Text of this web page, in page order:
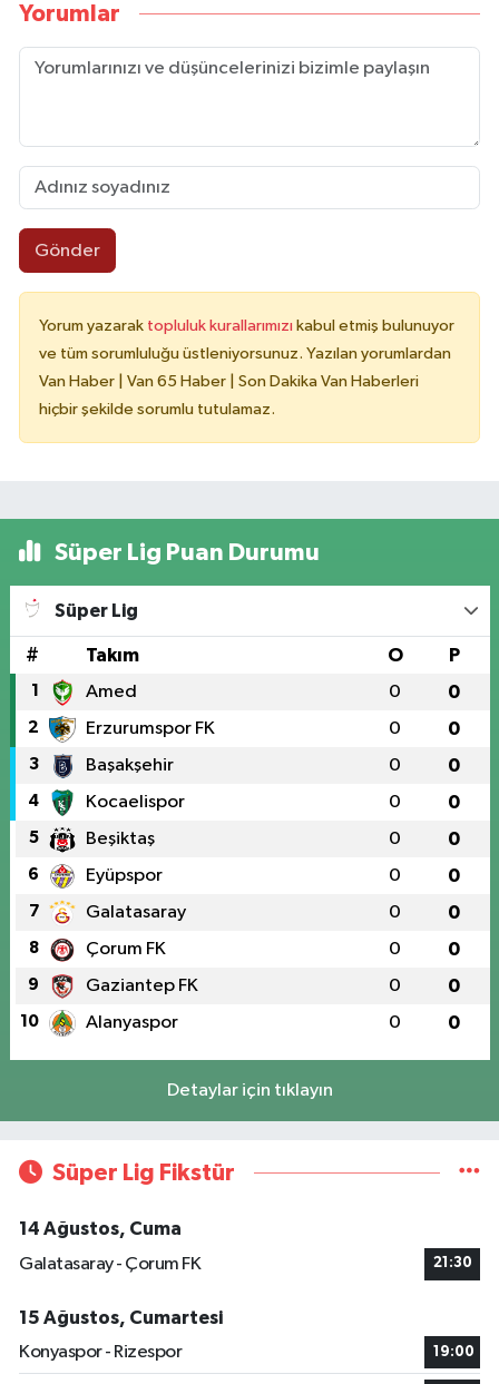
Yorumlar
Gönder
Yorum yazarak topluluk kurallarımızı kabul etmiş bulunuyor
ve tüm sorumluluğu üstleniyorsunuz. Yazılan yorumlardan
Van Haber | Van 65 Haber | Son Dakika Van Haberleri
hiçbir şekilde sorumlu tutulamaz.
Süper Lig Puan Durumu
Süper Lig
# Takım O P
1 Amed 0 0
2 Erzurumspor FK 0 0
3 Başakşehir 0 0
4 Kocaelispor 0 0
5 Beşiktaş 0 0
6 Eyüpspor 0 0
7 Galatasaray 0 0
8 Çorum FK 0 0
9 Gaziantep FK 0 0
10 Alanyaspor 0 0
Detaylar için tıklayın
Süper Lig Fikstür
14 Ağustos, Cuma
Galatasaray - Çorum FK
21:30
15 Ağustos, Cumartesi
Konyaspor - Rizespor
19:00